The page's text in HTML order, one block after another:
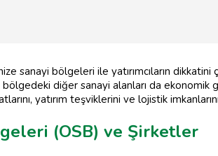
sanayi bölgeleri ile yatırımcıların
bölgedeki diğer sanayi alanları da
yatırım teşviklerini ve lojistik
(OSB) ve Şirketler